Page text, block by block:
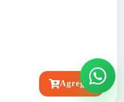
Agregar